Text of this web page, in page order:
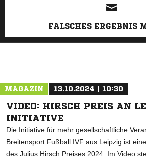
FALSCHES ERGEBNIS
MAGAZIN 13.10.2024 | 10:30
VIDEO: HIRSCH PREIS AN
INITIATIVE
Die Initiative für mehr gesellschaftliche
Breitensport Fußball IVF aus Leipzig ist
des Julius Hirsch Preises 2024. Im Video